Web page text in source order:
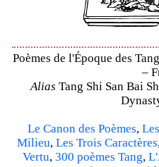
Poèmes de l'Époque des
–
Alias Tang Shi San Bai
Le Canon des Poèmes,
Milieu, Les Trois Caractères
Vertu, 300 poèmes Tang,